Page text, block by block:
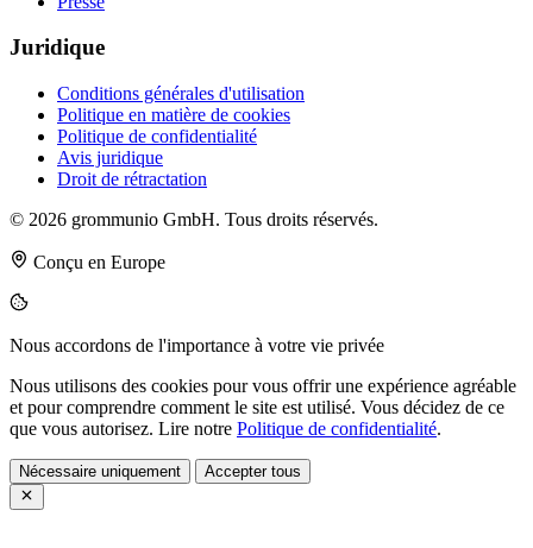
Juridique
Conditions générales d'utilisation
Politique en matière de cookies
Politique de confidentialité
Avis juridique
Droit de rétractation
© 2026 grommunio GmbH. Tous droits réservés.
Conçu en Europe
Nous accordons de l'importance à votre vie privée
Nous utilisons des cookies pour vous offrir une expérience agréable
et pour comprendre comment le site est utilisé. Vous décidez de ce
que vous autorisez. Lire notre Politique de confidentialité.
Nécessaire uniquement Accepter tous